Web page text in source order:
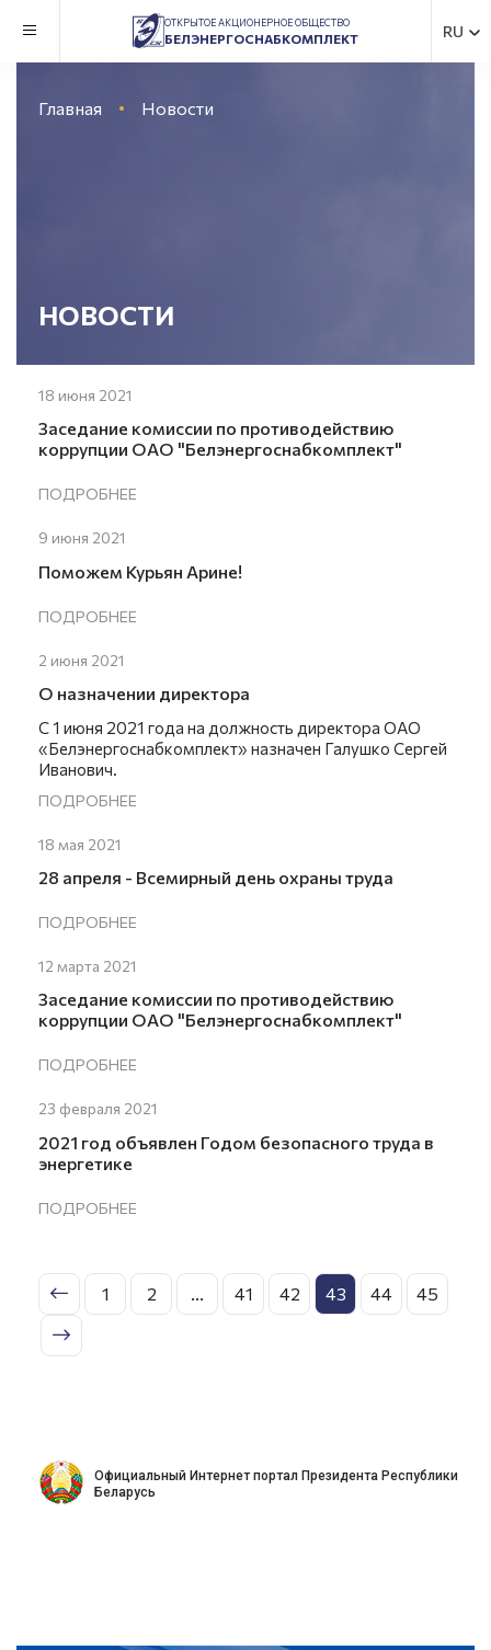
ОТКРЫТОЕ АКЦИОНЕРНОЕ ОБЩЕСТВО
БЕЛЭНЕРГОСНАБКОМПЛЕКТ RU
Главная Новости
НОВОСТИ
18 июня 2021
Заседание комиссии по противодействию
коррупции ОАО "Белэнергоснабкомплект"
ПОДРОБНЕЕ
9 июня 2021
Поможем Курьян Арине!
ПОДРОБНЕЕ
2 июня 2021
О назначении директора
С 1 июня 2021 года на должность директора ОАО
«Белэнергоснабкомплект» назначен Галушко Сергей
Иванович.
ПОДРОБНЕЕ
18 мая 2021
28 апреля - Всемирный день охраны труда
ПОДРОБНЕЕ
12 марта 2021
Заседание комиссии по противодействию
коррупции ОАО "Белэнергоснабкомплект"
ПОДРОБНЕЕ
23 февраля 2021
2021 год объявлен Годом безопасного труда в
энергетике
ПОДРОБНЕЕ
1 2 41 42 43 44 45
Официальный Интернет портал Президента Республики
Беларусь